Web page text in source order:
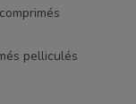
pelliculés